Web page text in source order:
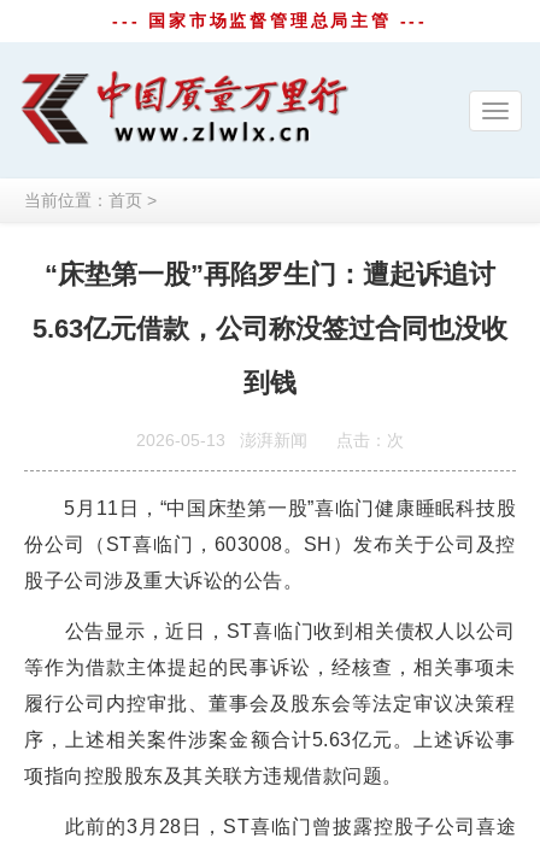
--- 国家市场监督管理总局主管 ---
当前位置： 首页 >
“床垫第一股”再陷罗生门：遭起诉追讨
5.63亿元借款，公司称没签过合同也没收
到钱
2026-05-13 澎湃新闻 点击： 次
5月11日，“中国床垫第一股”喜临门健康睡眠科技股
份公司（ST喜临门，603008。SH）发布关于公司及控
股子公司涉及重大诉讼的公告。
公告显示，近日，ST喜临门收到相关债权人以公司
等作为借款主体提起的民事诉讼，经核查，相关事项未
履行公司内控审批、董事会及股东会等法定审议决策程
序，上述相关案件涉案金额合计5.63亿元。上述诉讼事
项指向控股股东及其关联方违规借款问题。
此前的3月28日，ST喜临门曾披露控股子公司喜途